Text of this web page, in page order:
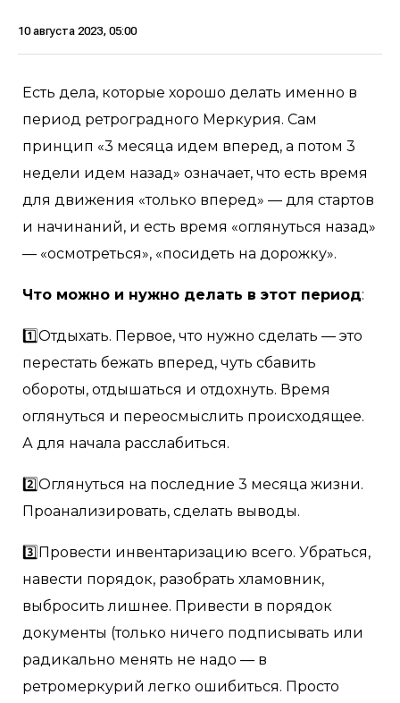
10 августа 2023, 05:00
Есть дела, которые хорошо делать именно в
период ретроградного Меркурия. Сам
принцип «3 месяца идем вперед, а потом 3
недели идем назад» означает, что есть время
для движения «только вперед» — для стартов
и начинаний, и есть время «оглянуться назад»
— «осмотреться», «посидеть на дорожку».
Что можно и нужно делать в этот период:
1️⃣Отдыхать. Первое, что нужно сделать — это
перестать бежать вперед, чуть сбавить
обороты, отдышаться и отдохнуть. Время
оглянуться и переосмыслить происходящее.
А для начала расслабиться.
2️⃣Оглянуться на последние 3 месяца жизни.
Проанализировать, сделать выводы.
3️⃣Провести инвентаризацию всего. Убраться,
навести порядок, разобрать хламовник,
выбросить лишнее. Привести в порядок
документы (только ничего подписывать или
радикально менять не надо — в
ретромеркурий легко ошибиться. Просто